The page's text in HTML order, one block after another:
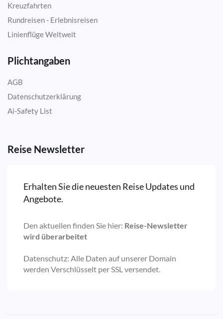
Kreuzfahrten
Rundreisen - Erlebnisreisen
Linienflüge Weltweit
Plichtangaben
AGB
Datenschutzerklärung
Ai-Safety List
Reise Newsletter
Erhalten Sie die neuesten Reise Updates und
Angebote.
Den aktuellen finden Sie hier: Reise-Newsletter
wird überarbeitet
Datenschutz: Alle Daten auf unserer Domain
werden Verschlüsselt per SSL versendet.